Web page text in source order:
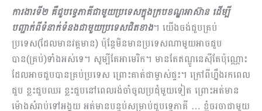
ការងារទី២ គឺជួបទ្វេភាគីជាមួយប្រទេសក្នុង​ក្របខណ្ឌអាស៊ាន ដើម្បី
បញ្ជាក់ពីទំនាក់ទំនងជាមួយប្រទេសជិតខាង។ យើងចង់ជួបគ្រប់
ប្រទេស(ដែលមានវត្តមាន) ប៉ុន្ដែមិនមានប្រទេសណាមួយអាចជួប
បាន(គ្រប់)ទាំងអស់ទេ។ សូម្បីតែអាមេរិក។ មានតែឥណ្ឌូនេស៊ីតែប៉ុណ្ណោះ
ដែលអាចជួបបានគ្រប់ប្រទេស ព្រោះគាត់ជាម្ចាស់ផ្ទះ។ ក្រៅពីហ្នឹងរកពេល​
ជួប ខ្លះជួបឈរ ខ្លះជួបនៅពេលរង់ចាំចូលប្រជុំមួយទៀត ព្រោះអត់មាន
ម៉ោងសំរាប់ទៅអង្គុយ អត់មានបន្ទប់សម្រាប់ជួបទ្វេភាគី … ខ្ញុំចរចាជាមួយ